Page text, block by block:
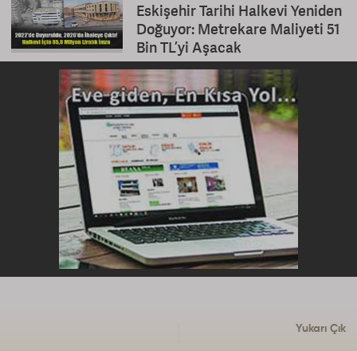
Eskişehir Tarihi Halkevi Yeniden
Doğuyor: Metrekare Maliyeti 51
Bin TL’yi Aşacak
Yukarı Çık